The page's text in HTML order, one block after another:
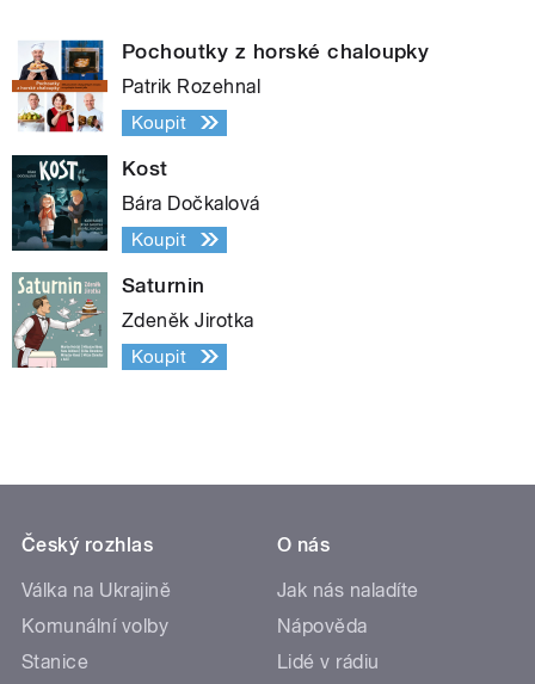
Pochoutky z horské chaloupky
Patrik Rozehnal
Koupit
Kost
Bára Dočkalová
Koupit
Saturnin
Zdeněk Jirotka
Koupit
Český rozhlas
Válka na Ukrajině
Komunální volby
Stanice
O nás
Jak nás naladíte
Nápověda
Lidé v rádiu